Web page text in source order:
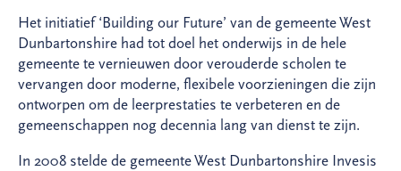
Het initiatief ‘Building our Future’ van de gemeente West
Dunbartonshire had tot doel het onderwijs in de hele
gemeente te vernieuwen door verouderde scholen te
vervangen door moderne, flexibele voorzieningen die zijn
ontworpen om de leerprestaties te verbeteren en de
gemeenschappen nog decennia lang van dienst te zijn.
In 2008 stelde de gemeente West Dunbartonshire Invesis